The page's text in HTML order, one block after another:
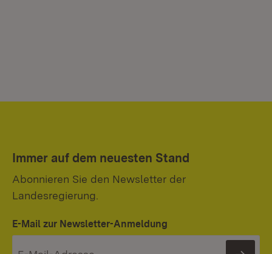
Immer auf dem neuesten Stand
Abonnieren Sie den Newsletter der
Landesregierung.
E-Mail zur Newsletter-Anmeldung